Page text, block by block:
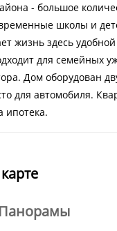
- большое
школы и
жизнь здесь
для семейных
Дом оборудован
для автомобиля.
ипотека.
Панорамы